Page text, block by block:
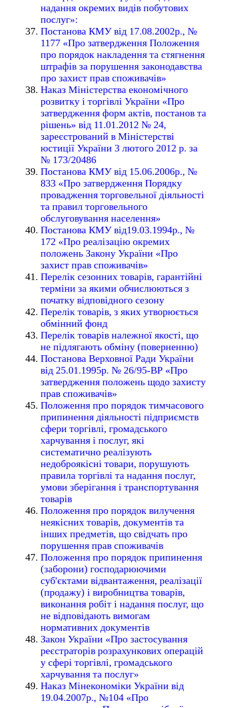
надання окремих видів побутових
послуг»:
Постанова КМУ від 17.08.2002р., №
1177 «Про затвердження Положення
про порядок накладення та стягнення
штрафів за порушення законодавства
про захист прав споживачів»
Наказ Міністерства економічного
розвитку і торгівлі України «Про
затвердження форм актів, постанов та
рішень» від 11.01.2012 № 24,
зареєстрований в Міністерстві
юстиції України 3 лютого 2012 р. за
№ 173/20486
Постанова КМУ від 15.06.2006р., №
833 «Про затвердження Порядку
провадження торговельної діяльності
та правил торговельного
обслуговування населення»
Постанова КМУ від19.03.1994р., №
172 «Про реалізацію окремих
положень Закону України «Про
захист прав споживачів»
Перелік сезонних товарів, гарантійні
терміни за якими обчислюються з
початку відповідного сезону
Перелік товарів, з яких утворюється
обмінний фонд
Перелік товарів належної якості, що
не підлягають обміну (поверненню)
Постанова Верховної Ради України
вiд 25.01.1995р. № 26/95-ВР «Про
затвердження положень щодо захисту
прав споживачів»
Положення про порядок тимчасового
припинення діяльності підприємств
сфери торгівлі, громадського
харчування і послуг, які
систематично реалізують
недоброякісні товари, порушують
правила торгівлі та надання послуг,
умови зберігання і транспортування
товарів
Положення про порядок вилучення
неякісних товарів, документів та
інших предметів, що свідчать про
порушення прав споживачів
Положення про порядок припинення
(заборони) господарюючими
суб'єктами відвантаження, реалізації
(продажу) і виробництва товарів,
виконання робіт і надання послуг, що
не відповідають вимогам
нормативних документів
Закон України «Про застосування
реєстраторів розрахункових операцій
у сфері торгівлі, громадського
харчування та послуг»
Наказ Мінекономіки України від
19.04.2007р., №104 «Про